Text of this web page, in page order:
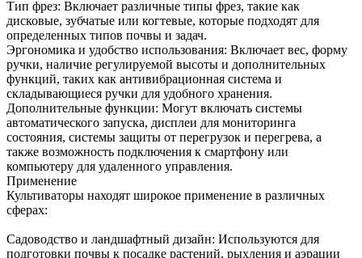
Тип фрез: Включает различные типы фрез, такие как
дисковые, зубчатые или когтевые, которые подходят для
определенных типов почвы и задач.
Эргономика и удобство использования: Включает вес, форму
ручки, наличие регулируемой высоты и дополнительных
функций, таких как антивибрационная система и
складывающиеся ручки для удобного хранения.
Дополнительные функции: Могут включать системы
автоматического запуска, дисплеи для мониторинга
состояния, системы защиты от перегрузок и перегрева, а
также возможность подключения к смартфону или
компьютеру для удаленного управления.
Применение
Культиваторы находят широкое применение в различных
сферах:
Садоводство и ландшафтный дизайн: Используются для
подготовки почвы к посадке растений, рыхления и аэрации